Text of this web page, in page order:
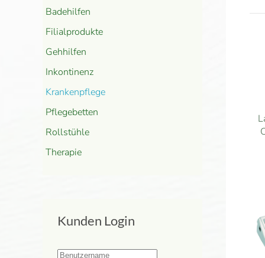
Badehilfen
Filialprodukte
Gehhilfen
Inkontinenz
Krankenpflege
Pflegebetten
Rollstühle
Therapie
Kunden Login